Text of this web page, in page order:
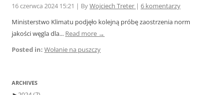
16 czerwca 2024 15:21 | ByWojciech Treter | 6 komentarzy
Ministerstwo Klimatu podjęło kolejną próbę zaostrzenia norm
jakości węgla dla... Read more →
Posted in: Wołanie na puszczy
ARCHIVES